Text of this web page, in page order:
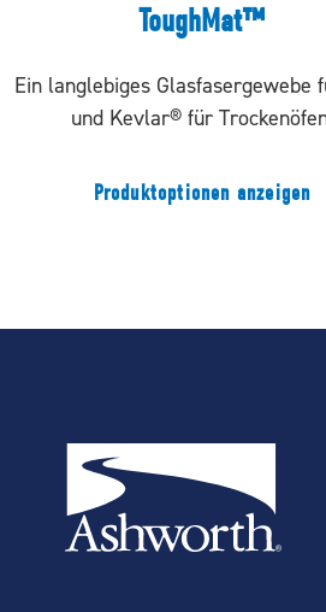
ToughMat™
Ein langlebiges Glasfasergewebe
und Kevlar® für
Produktoptionen anzeigen